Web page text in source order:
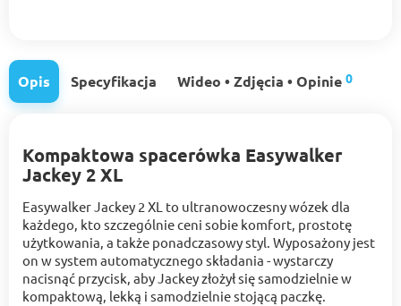
Opis Specyfikacja Wideo • Zdjęcia • Opinie 0
Kompaktowa spacerówka Easywalker
Jackey 2 XL
Easywalker Jackey 2 XL to ultranowoczesny wózek dla
każdego, kto szczególnie ceni sobie komfort, prostotę
użytkowania, a także ponadczasowy styl. Wyposażony jest
on w system automatycznego składania - wystarczy
nacisnąć przycisk, aby Jackey złożył się samodzielnie w
kompaktową, lekką i samodzielnie stojącą paczkę.